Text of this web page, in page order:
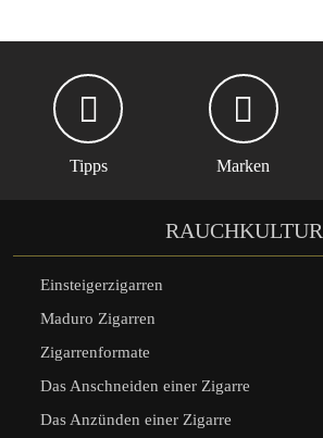
Tipps Marken
RAUCHKULTUR
Einsteigerzigarren
Maduro Zigarren
Zigarrenformate
Das Anschneiden einer Zigarre
Das Anzünden einer Zigarre